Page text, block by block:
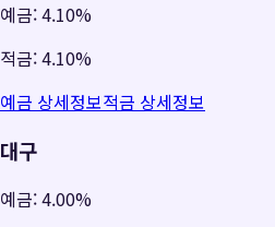
예금:4.10%
적금:4.10%
예금 상세정보적금 상세정보
대구
예금:4.00%